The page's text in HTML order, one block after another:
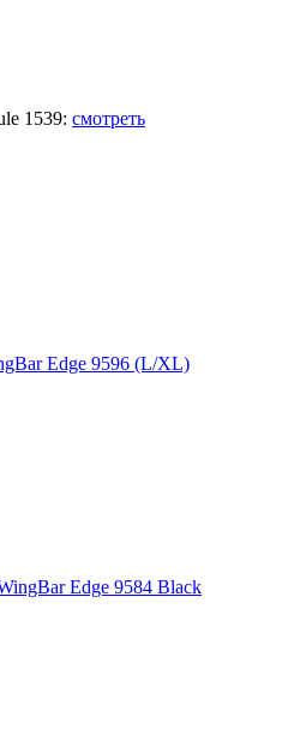
1539: смотреть
Edge 9596 (L/XL)
Edge 9584 Black